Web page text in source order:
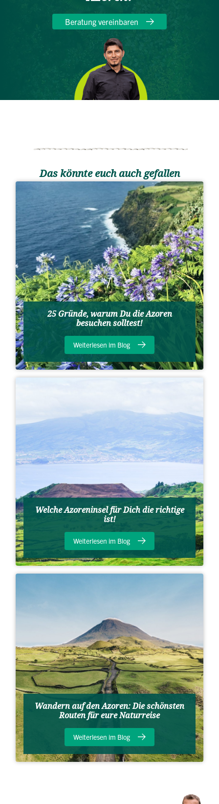
Beratung vereinbaren
Das könnte euch auch gefallen
25 Gründe, warum Du die Azoren
besuchen solltest!
Weiterlesen im Blog
Welche Azoreninsel für Dich die richtige
ist!
Weiterlesen im Blog
Wandern auf den Azoren: Die schönsten
Routen für eure Naturreise
Weiterlesen im Blog